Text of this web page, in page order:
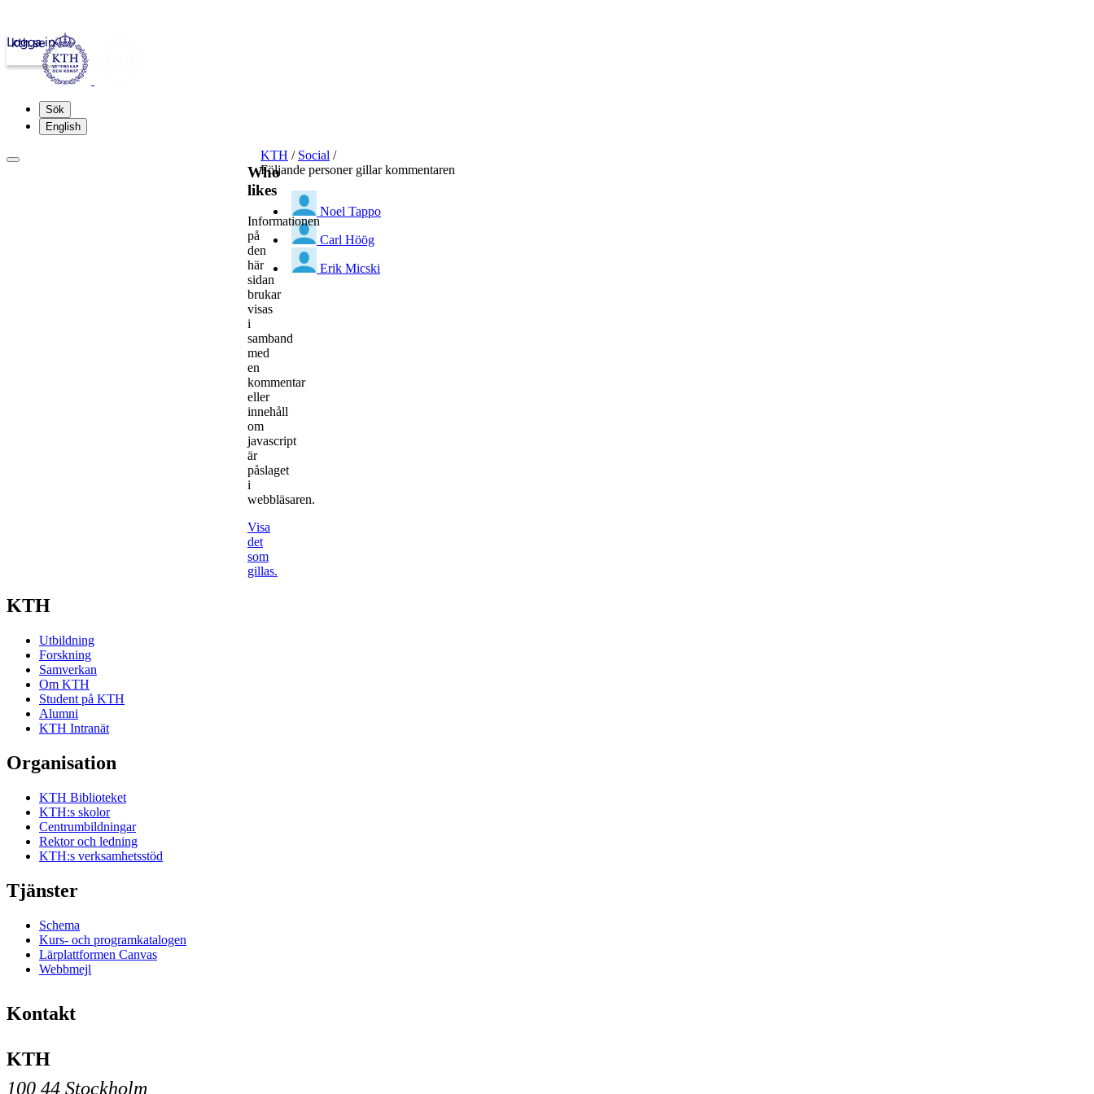
kth.se
Logga in
Sök
English
KTH / Social /
Följande personer gillar kommentaren
Noel Tappo
Carl Höög
Erik Micski
Who
likes
Informationen
på
den
här
sidan
brukar
visas
i
samband
med
en
kommentar
eller
innehåll
om
javascript
är
påslaget
i
webbläsaren.
Visa
det
som
gillas.
KTH
Utbildning
Forskning
Samverkan
Om KTH
Student på KTH
Alumni
KTH Intranät
Organisation
KTH Biblioteket
KTH:s skolor
Centrumbildningar
Rektor och ledning
KTH:s verksamhetsstöd
Tjänster
Schema
Kurs- och programkatalogen
Lärplattformen Canvas
Webbmejl
Kontakt
KTH
100 44 Stockholm